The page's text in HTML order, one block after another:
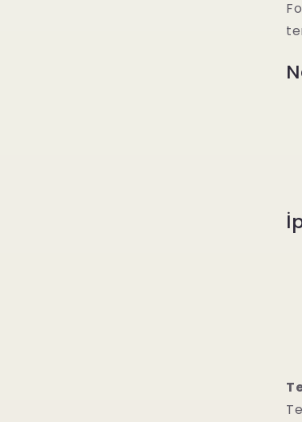
Hesabınıza giriş yaparak ürünleri istek
ekleyebilir ve daha önce kaydettiğiniz